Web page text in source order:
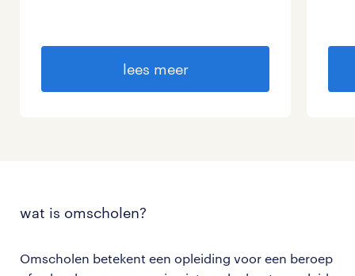
lees meer
wat is omscholen?
Omscholen betekent een opleiding voor een beroep